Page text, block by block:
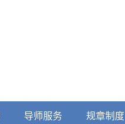
导师服务 规章制度